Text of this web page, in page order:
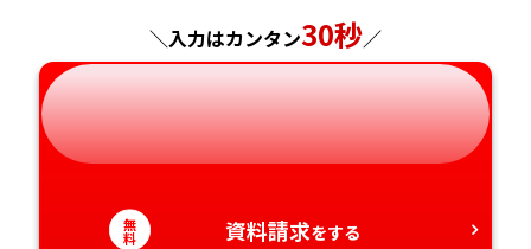
神奈川県
岐阜県
静岡県
愛知県
奈良県
和歌山県
広島県
山口県
徳島県
香川県
長崎県
熊本県
大分県
宮崎県
＼入力はカンタン30秒／
無
料 資料請求をする